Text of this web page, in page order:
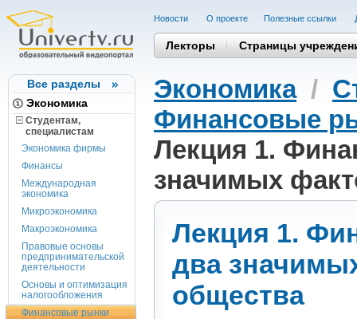
Все разделы
Экономика
Студентам,
cпециалистам
Экономика фирмы
Финансы
Международная
экономика
Микроэкономика
Макроэкономика
Правовые основы
предпринимательской
деятельности
Основы и оптимизация
налогообложения
Финансовые рынки
Новости О проекте Полезные cсылки
Лекторы Страницы
Экономика/
Финансовые
Лекция 1.
значимых
Лекция 1.
два
общества